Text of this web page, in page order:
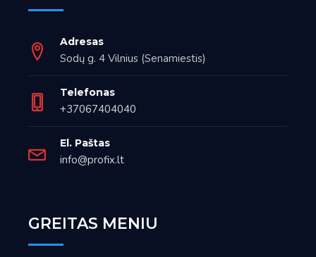
Adresas
Sodų g. 4 Vilnius (Senamiestis)
Telefonas
+37067404040
El. Paštas
info@profix.lt
GREITAS MENIU